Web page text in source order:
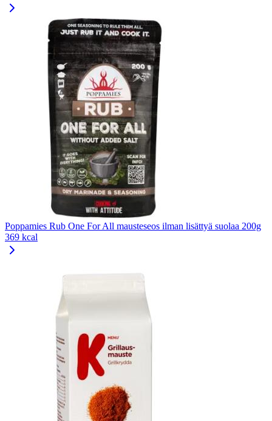
Poppamies Rub One For All mausteseos ilman lisättyä suolaa 200g
369 kcal